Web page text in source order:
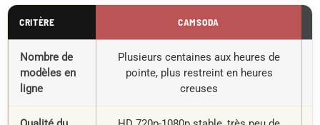
CRITÈRE CAMSODA
Nombre de
modèles en
ligne
Plusieurs centaines aux heures de
pointe, plus restreint en heures
creuses